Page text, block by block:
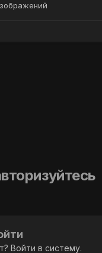
Войти в систему.